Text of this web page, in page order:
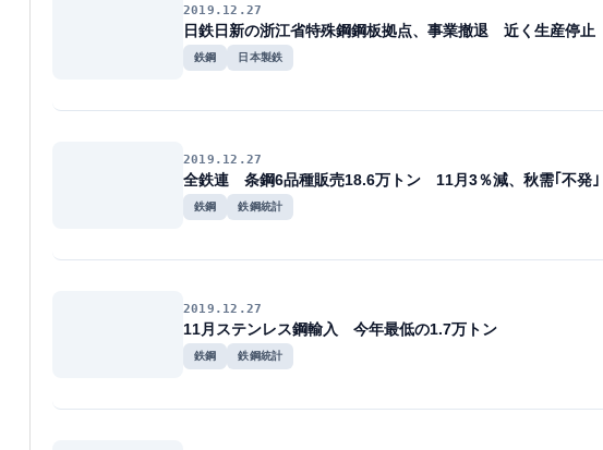
2019.12.27
日鉄日新の浙江省特殊鋼鋼板拠点、事業撤退 近く生産停止
鉄鋼 日本製鉄
2019.12.27
全鉄連 条鋼6品種販売18.6万トン 11月3％減、秋需｢不発｣
鉄鋼 鉄鋼統計
2019.12.27
11月ステンレス鋼輸入 今年最低の1.7万トン
鉄鋼 鉄鋼統計